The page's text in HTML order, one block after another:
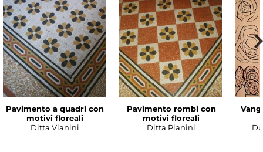
Pavimento a quadri con
motivi floreali
Ditta Vianini
Pavimento rombi con
motivi floreali
Ditta Pianini